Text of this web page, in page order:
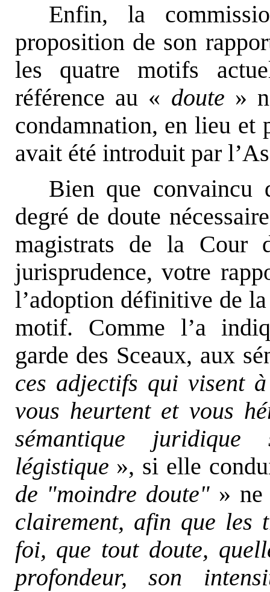
Enfin, la
proposition de son
les quatre motifs
référence au « doute »
condamnation, en lieu et
avait été introduit par
Bien que convaincu
degré de doute
magistrats de la Cour
jurisprudence, votre
l’adoption définitive de
motif. Comme l’a
garde des Sceaux, aux
ces adjectifs qui visent
vous heurtent et vous
sémantique
légistique », si elle
de "moindre doute" »
clairement, afin que les
foi, que tout doute,
profondeur, son